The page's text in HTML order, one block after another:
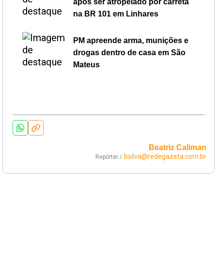
após ser atropelado por carreta
na BR 101 em Linhares
PM apreende arma, munições e
drogas dentro de casa em São
Mateus
Beatriz Caliman
Repórter / bsilva@redegazeta.com.br